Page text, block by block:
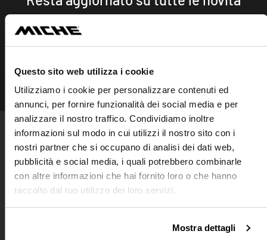
Questo sito web utilizza i cookie
Utilizziamo i cookie per personalizzare contenuti ed
annunci, per fornire funzionalità dei social media e per
analizzare il nostro traffico. Condividiamo inoltre
informazioni sul modo in cui utilizzi il nostro sito con i
nostri partner che si occupano di analisi dei dati web,
pubblicità e social media, i quali potrebbero combinarle
con altre informazioni che hai fornito loro o che hanno
raccolto dal tuo utilizzo dei loro servizi.
Mostra dettagli
Iscriviti
Instagram
Facebook
Linkedin
PRODOTTI
Ruote
Guarniture
Movimenti centrali
Ingranaggi
Cassette
Catene